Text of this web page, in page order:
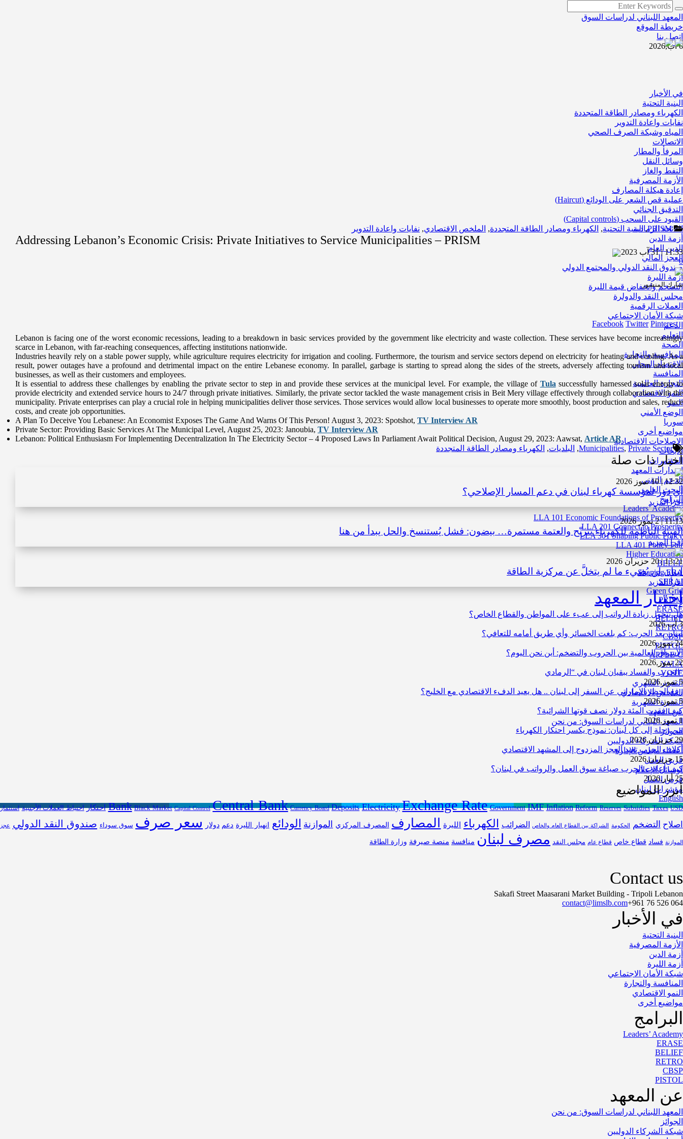
المعهد اللبناني لدراسات السوق
خريطة الموقع
اتصل بنا
6 آب,2026
في الأخبار
البنية التحتية
الكهرباء ومصادر الطاقة المتجددة
نفايات واعادة التدوير
المياه وشبكة الصرف الصحي
الاتصالات
المرفأ والمطار
وسائل النقل
النفط والغاز
الأزمة المصرفية
إعادة هيكلة المصارف
عملية قص الشعر على الودائع (Haircut)
التدقيق الجنائي
القيود على السحب (Capital controls)
اللائحة الرمادية
أزمة الدين
الدين العام
العجز المالي
صندوق النقد الدولي والمجتمع الدولي
أزمة الليرة
التضخم وانخفاض قيمة الليرة
مجلس النقد والدولرة
العملات الرقمية
شبكة الأمان الاجتماعي
الدعم
التعليم
الصحة
المنافسة والتجارة
الاقتصاد المحلي
المنافسة
التجارة العالمية
النمو الاقتصادي
النمو
الوضع الأمني
سوريا
مواضيع أخرى
الاصلاحات الاقتصادية
الأبحاث
المؤتمرات
إصدارات المعهد
الدعم التقني
البحث العلمي
البرامج
Leaders’ Academy
LLA 101 Economic Foundations of Prosperity
LLA 201 Connect to Prosperity
LLA 301 Shaping Public Policy
LLA 401 Policy Fair
Higher Education
BELLE
Shaping ERA
SERAJ
Green Grid
PRISM
ERASE
BELIEF
RETRO
CBSP
PISTOL
APPLE-C
YALA
VOTE
التقرير الشهري
الملخص الاقتصادي
النشرة الشهرية
عن المعهد
المعهد اللبناني لدراسات السوق: من نحن
الجوائز
شبكة الشركاء الدوليين
أعضاء مجلس الإدارة
فريق العمل
لوسائل الإعلام
فرص العمل
مؤشرات لبنان
English
PRISM
,البنية التحتية, الكهرباء ومصادر الطاقة المتجددة, الملخص الاقتصادي, نفايات واعادة التدوير
Addressing Lebanon’s Economic Crisis: Private Initiatives to Service Municipalities – PRISM
11:33 | 31 آب 2023
0
شارك المنشور
Facebook Twitter Pinterest
Lebanon is facing one of the worst economic recessions, leading to a breakdown in basic services provided by the government like electricity and waste collection. These services have become increasingly
scarce in Lebanon, with far-reaching consequences, affecting institutions nationwide.
Industries heavily rely on a stable power supply, while agriculture requires electricity for irrigation and cooling. Furthermore, the tourism and service sectors depend on electricity for heating and cooling. As a
result, power outages have a profound and detrimental impact on the entire Lebanese economy. In parallel, garbage is starting to spread along the sides of the streets, adversely affecting tourism and local
businesses, as well as their customers and employees.
It is essential to address these challenges by enabling the private sector to step in and provide these services at the municipal level. For example, the village of Tula successfully harnessed solar energy to
provide electricity and extended service hours to 24/7 through private initiatives. Similarly, the private sector tackled the waste management crisis in Beit Mery village effectively through collaboration with the
municipality. Private enterprises can play a crucial role in helping municipalities deliver those services. Those services would allow local businesses to operate more smoothly, boost production and sales, reduce
costs, and create job opportunities.
A Plan To Deceive You Lebanese: An Economist Exposes The Game And Warns Of This Person! August 3, 2023: Spotshot, TV Interview AR
Private Sector: Providing Basic Services At The Municipal Level, August 25, 2023: Janoubia, TV Interview AR
Lebanon: Political Enthusiasm For Implementing Decentralization In The Electricity Sector – 4 Proposed Laws In Parliament Await Political Decision, August 29, 2023: Aawsat, Article AR
Municipalities, Private Sector
, البلديات, الكهرباء ومصادر الطاقة المتجددة
أخبار ذات صلة
12:32 | 10 تموز 2026
أي دور لمؤسسة كهرباء لبنان في دعم المسار الإصلاحي؟
اقرأ المزيد
11:13 | 2 تموز 2026
الهيئة الناظمة للكهرباء تترنّح والعتمة مستمرة… بيضون: فشل يُستنسخ والحل يبدأ من هنا
اقرأ المزيد
13:21 | 20 حزيران 2026
لبنان لن يُضيء ما لم يتخلَّ عن مركزية الطاقة
اقرأ المزيد
إختيار المعهد
هل تتحول زيادة الرواتب إلى عبء على المواطن والقطاع الخاص؟
3 آب,2026
لبنان بعد الحرب: كم بلغت الخسائر وأي طريق أمامه للتعافي؟
24 تموز,2026
الأسواق العالمية بين الحروب والتضخم: أين نحن اليوم؟
22 تموز,2026
“الحرب والفساد يبقيان لبنان في “الرمادي
5 تموز,2026
رفع الحظر الإماراتي عن السفر إلى لبنان .. هل يعيد الدفء الاقتصادي مع الخليج؟
5 تموز,2026
كيف فقدت المئة دولار نصف قوتها الشرائية؟
1 تموز,2026
من زحلة إلى كل لبنان: نموذج يكسر احتكار الكهرباء
29 حزيران,2026
أكلاف الحرب تعيد العجز المزدوج إلى المشهد الاقتصادي
15 حزيران,2026
كيف أعادت الحرب صياغة سوق العمل والرواتب في لبنان؟
25 أيار,2026
أبرز المواضيع
Bank Black Market Capital Control Central Bank Currency Board Deposits Electricity Exchange Rate Government IMF Inflation Reform Reserves Subsidies Taxes USD احتكار احتياط العملات الأجنبية استثمار
اصلاح التضخم الحكومة الشراكة بين القطاع العام والخاص الضرائب الكهرباء الليرة المصارف المصرف المركزي الموازنة الودائع انهيار الليرة دعم دولار سعر صرف سوق سوداء صندوق النقد الدولي عجز
الموازنة فساد قطاع خاص قطاع عام مجلس النقد مصرف لبنان منافسة منصة صيرفة وزارة الطاقة
Contact us
Sakafi Street Maasarani Market Building - Tripoli Lebanon
contact@limslb.com+961 76 526 064
في الأخبار
البنية التحتية
الأزمة المصرفية
أزمة الدين
أزمة الليرة
شبكة الأمان الاجتماعي
المنافسة والتجارة
النمو الاقتصادي
مواضيع أخرى
البرامج
Leaders’ Academy
ERASE
BELIEF
RETRO
CBSP
PISTOL
عن المعهد
المعهد اللبناني لدراسات السوق: من نحن
الجوائز
شبكة الشركاء الدوليين